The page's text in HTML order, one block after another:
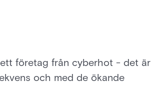
företag från cyberhot - det är
och med de ökande